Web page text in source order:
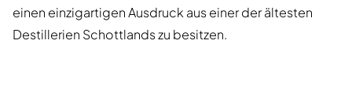
einen einzigartigen Ausdruck aus einer der ältesten
Destillerien Schottlands zu besitzen.